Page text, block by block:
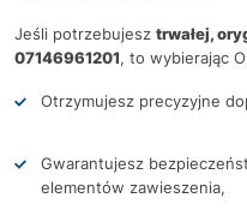
Jeśli potrzebujesz trwałej,
07146961201, to wybierając
Otrzymujesz precyzyjne
Gwarantujesz
elementów zawieszenia,